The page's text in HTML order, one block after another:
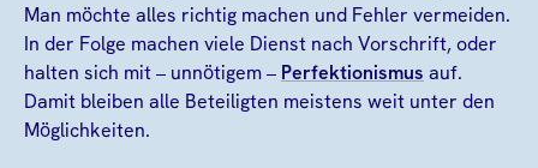
Man möchte alles richtig machen und Fehler vermeiden.
In der Folge machen viele Dienst nach Vorschrift, oder
halten sich mit – unnötigem – Perfektionismus auf.
Damit bleiben alle Beteiligten meistens weit unter den
Möglichkeiten.